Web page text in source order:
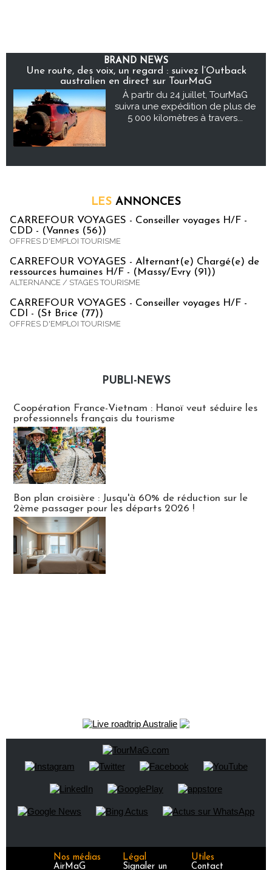
BRAND NEWS
Une route, des voix, un regard : suivez l’Outback
australien en direct sur TourMaG
À partir du 24 juillet, TourMaG
suivra une expédition de plus de
5 000 kilomètres à travers...
LES ANNONCES
CARREFOUR VOYAGES - Conseiller voyages H/F -
CDD - (Vannes (56))
OFFRES D'EMPLOI TOURISME
CARREFOUR VOYAGES - Alternant(e) Chargé(e) de
ressources humaines H/F - (Massy/Evry (91))
ALTERNANCE / STAGES TOURISME
CARREFOUR VOYAGES - Conseiller voyages H/F -
CDI - (St Brice (77))
OFFRES D'EMPLOI TOURISME
PUBLI-NEWS
Coopération France-Vietnam : Hanoï veut séduire les
professionnels français du tourisme
Bon plan croisière : Jusqu'à 60% de réduction sur le
2ème passager pour les départs 2026 !
Nos médias
AirMaG
Légal
Signaler un
Utiles
Contact